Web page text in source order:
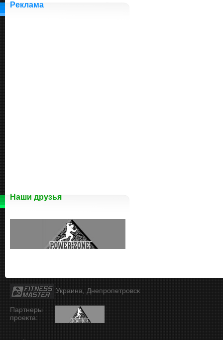
Реклама
Наши друзья
Украина, Днепропетровск
Партнеры
проекта: